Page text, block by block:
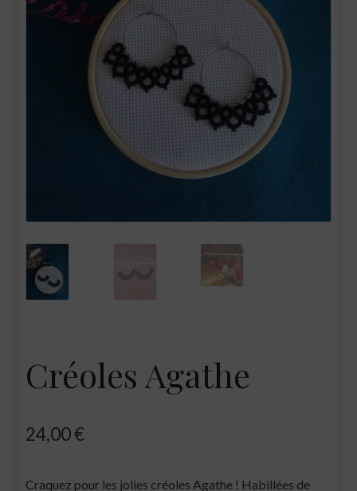
Créoles Agathe
24,00€
Craquez pour les jolies créoles Agathe ! Habillées de